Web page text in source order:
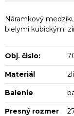
Náramkový
bielymi kubickými
Obj. čislo:
Materiál
Balenie
Presný rozmer